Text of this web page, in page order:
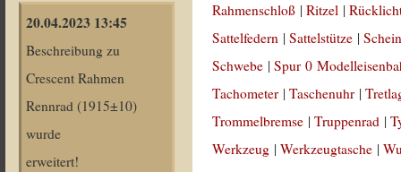
20.04.2023 13:45
Beschreibung zu
Crescent Rahmen
Rennrad (1915±10)
wurde
erweitert!
Rahmenschloß |Ritzel |
Sattelfedern |Sattelstütze |
Schwebe |Spur 0
Tachometer |Taschenuhr |
Trommelbremse |Truppenrad |
Werkzeug |Werkzeugtasche |